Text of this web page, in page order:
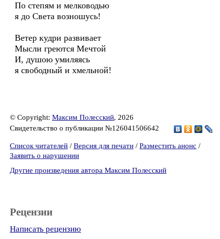
По степям и мелководью
я до Света возношусь!
Ветер кудри развивает
Мысли греются Мечтой
И, душою умиляясь
я свободный и хмельной!
© Copyright: Максим Полесский, 2026
Свидетельство о публикации №126041506642
Список читателей / Версия для печати / Разместить анонс /
Заявить о нарушении
Другие произведения автора Максим Полесский
Рецензии
Написать рецензию